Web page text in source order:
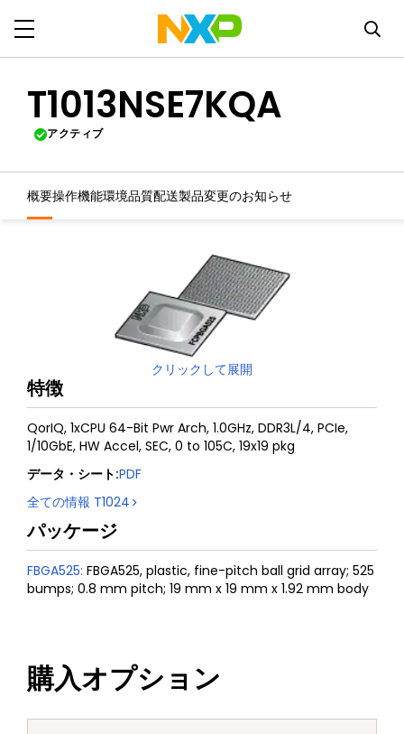
T1013NSE7KQA
アクティブ
概要操作機能環境品質配送製品変更のお知らせ
クリックして展開
特徴
QorIQ, 1xCPU 64-Bit Pwr Arch, 1.0GHz, DDR3L/4, PCIe,
1/10GbE, HW Accel, SEC, 0 to 105C, 19x19 pkg
データ・シート:PDF
全ての情報 T1024
パッケージ
FBGA525: FBGA525, plastic, fine-pitch ball grid array; 525
bumps; 0.8 mm pitch; 19 mm x 19 mm x 1.92 mm body
購入オプション